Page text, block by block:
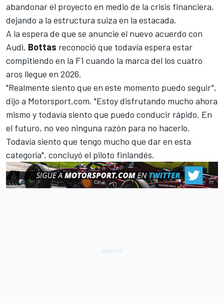
abandonar el proyecto en medio de la crisis financiera,
dejando a la estructura suiza en la estacada.
A la espera de que se anuncie el nuevo acuerdo con
Audi, Bottas reconoció que todavía espera estar
compitiendo en la F1 cuando la marca del los cuatro
aros llegue en 2026.
"Realmente siento que en este momento puedo seguir",
dijo a Motorsport.com. "Estoy disfrutando mucho ahora
mismo y todavía siento que puedo conducir rápido. En
el futuro, no veo ninguna razón para no hacerlo.
Todavía siento que tengo mucho que dar en esta
categoría", concluyó el piloto finlandés.